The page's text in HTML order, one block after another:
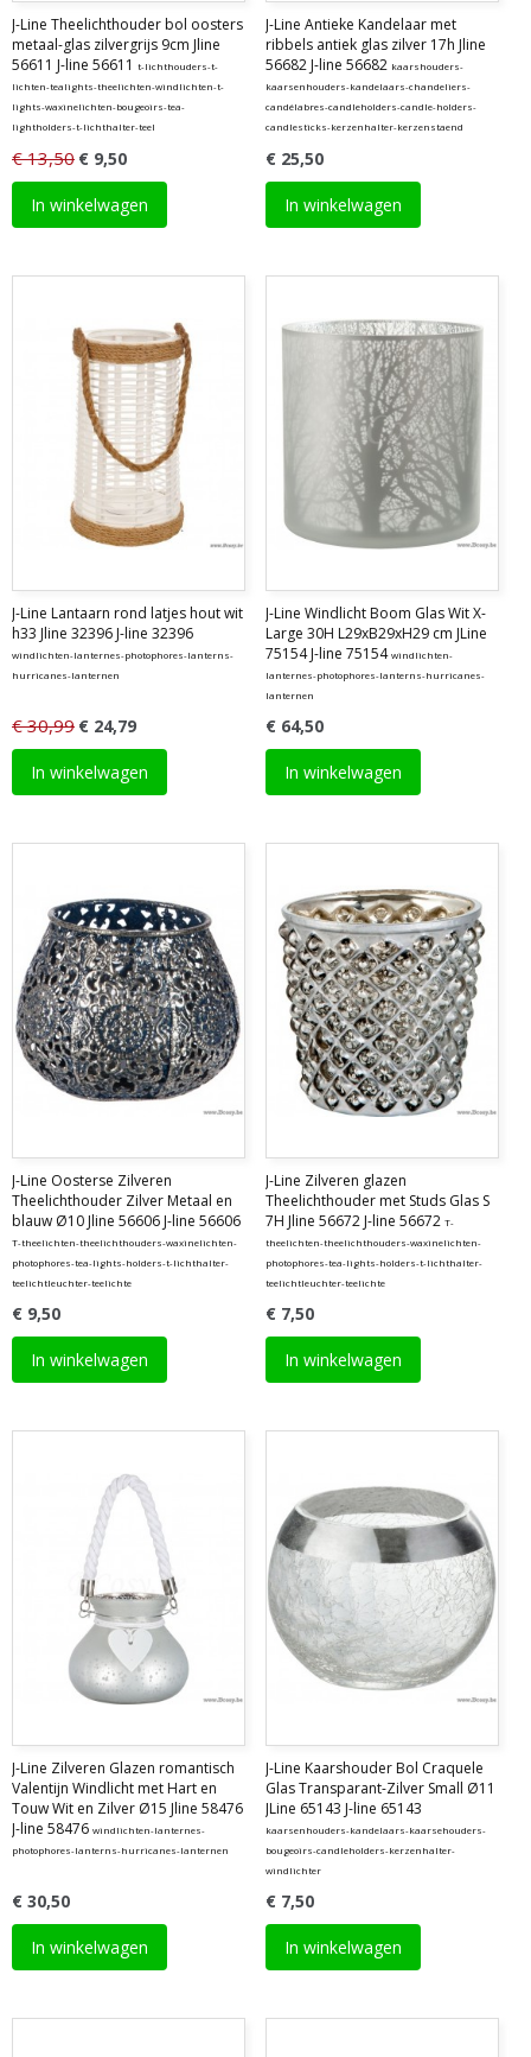
J-Line Theelichthouder bol oosters
metaal-glas zilvergrijs 9cm Jline
56611 J-line 56611 t-lichthouders-t-
lichten-tealights-theelichten-windlichten-t-
lights-waxinelichten-bougeoirs-tea-
lightholders-t-lichthalter-teel
€ 13,50 € 9,50
In winkelwagen
J-Line Antieke Kandelaar met
ribbels antiek glas zilver 17h Jline
56682 J-line 56682 kaarshouders-
kaarsenhouders-kandelaars-chandeliers-
candélabres-candleholders-candle-holders-
candlesticks-kerzenhalter-kerzenstaend
€ 25,50
In winkelwagen
J-Line Lantaarn rond latjes hout wit
h33 Jline 32396 J-line 32396
windlichten-lanternes-photophores-lanterns-
hurricanes-lanternen
€ 30,99 € 24,79
In winkelwagen
J-Line Windlicht Boom Glas Wit X-
Large 30H L29xB29xH29 cm JLine
75154 J-line 75154windlichten-
lanternes-photophores-lanterns-hurricanes-
lanternen
€ 64,50
In winkelwagen
J-Line Oosterse Zilveren
Theelichthouder Zilver Metaal en
blauw Ø10 Jline 56606 J-line 56606
T-theelichten-theelichthouders-waxinelichten-
photophores-tea-lights-holders-t-lichthalter-
teelichtleuchter-teelichte
€ 9,50
In winkelwagen
J-Line Zilveren glazen
Theelichthouder met Studs Glas S
7H Jline 56672 J-line 56672 T-
theelichten-theelichthouders-waxinelichten-
photophores-tea-lights-holders-t-lichthalter-
teelichtleuchter-teelichte
€ 7,50
In winkelwagen
J-Line Zilveren Glazen romantisch
Valentijn Windlicht met Hart en
Touw Wit en Zilver Ø15 Jline 58476
J-line 58476 windlichten-lanternes-
photophores-lanterns-hurricanes-lanternen
€ 30,50
In winkelwagen
J-Line Kaarshouder Bol Craquele
Glas Transparant-Zilver Small Ø11
JLine 65143 J-line 65143
kaarsenhouders-kandelaars-kaarsehouders-
bougeoirs-candleholders-kerzenhalter-
windlichter
€ 7,50
In winkelwagen